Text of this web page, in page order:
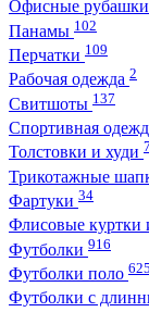
Офисные рубашки
Панамы 102
Перчатки 109
Рабочая одежда 2
Свитшоты 137
Спортивная
Толстовки и худи
Трикотажные
Фартуки 34
Флисовые куртки
Футболки 916
Футболки поло 625
Футболки с